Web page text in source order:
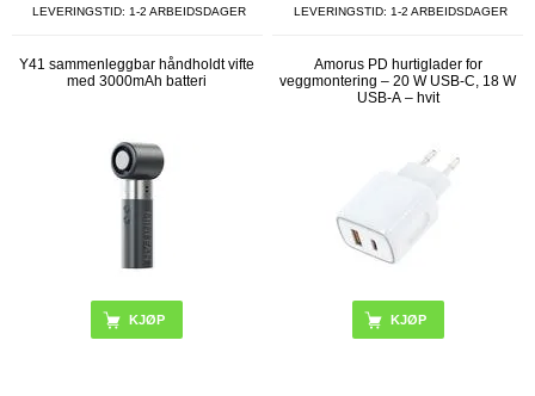
LEVERINGSTID: 1-2 ARBEIDSDAGER LEVERINGSTID: 1-2 ARBEIDSDAGER
Y41 sammenleggbar håndholdt vifte
med 3000mAh batteri
KJØP
Amorus PD hurtiglader for
veggmontering – 20 W USB-C, 18 W
USB-A – hvit